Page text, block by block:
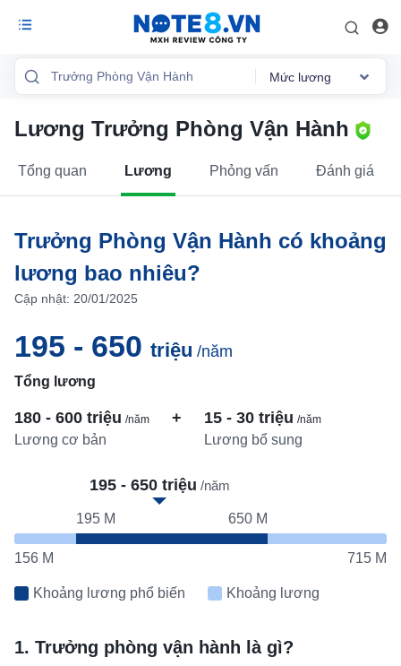
Mức lương
Tổng quan
Mức lương
Đánh giá
Lương Trưởng Phòng Vận Hành
Tổng quan Lương Phỏng vấn Đánh giá
Trưởng Phòng Vận Hành có khoảng
lương bao nhiêu?
Cập nhật: 20/01/2025
195 - 650 triệu /năm
Tổng lương
180 - 600 triệu /năm
Lương cơ bản
+ 15 - 30 triệu /năm
Lương bổ sung
195 - 650 triệu /năm
195 M 650 M
156 M 715 M
Khoảng lương phổ biến Khoảng lương
1. Trưởng phòng vận hành là gì?